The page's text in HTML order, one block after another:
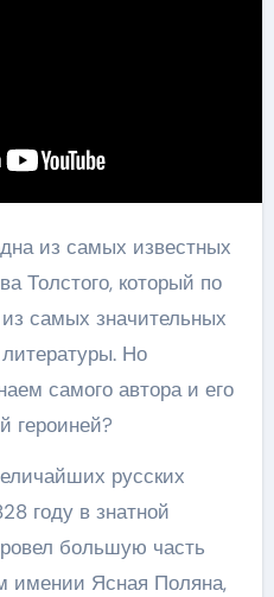
из самых известных
Толстого, который по
самых значительных
Но
самого автора и его
героиней?
русских
году в знатной
большую часть
имении Ясная Поляна,